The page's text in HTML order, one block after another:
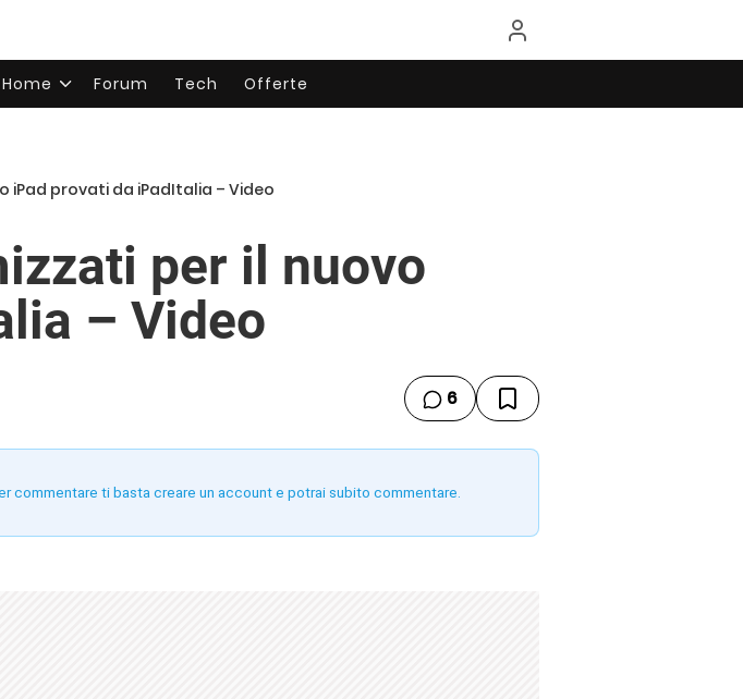
Forum Tech Offerte
iPad provati da iPadItalia – Video
per il nuovo
– Video
6
commentare ti basta creare un account e potrai subito commentare.